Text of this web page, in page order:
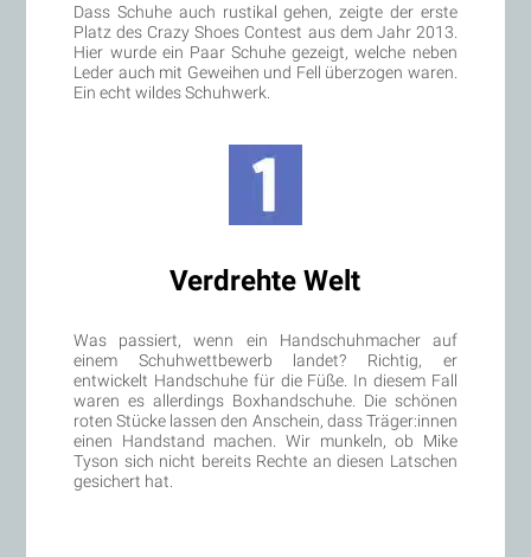
Dass Schuhe auch rustikal gehen, zeigte der erste
Platz des Crazy Shoes Contest aus dem Jahr 2013.
Hier wurde ein Paar Schuhe gezeigt, welche neben
Leder auch mit Geweihen und Fell überzogen waren.
Ein echt wildes Schuhwerk.
Verdrehte Welt
Was passiert, wenn ein Handschuhmacher auf
einem Schuhwettbewerb landet? Richtig, er
entwickelt Handschuhe für die Füße. In diesem Fall
waren es allerdings Boxhandschuhe. Die schönen
roten Stücke lassen den Anschein, dass Träger:innen
einen Handstand machen. Wir munkeln, ob Mike
Tyson sich nicht bereits Rechte an diesen Latschen
gesichert hat.